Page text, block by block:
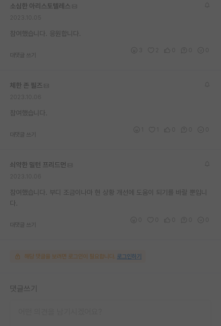
소심한 아리스토텔레스
참여했습니다. 응원합니다.
대댓글 쓰기
체한 존 필즈
참여했습니다.
대댓글 쓰기
쇠약한 밀턴 프리드먼
참여했습니다. 부디 조금이나마 현 상황 개선에 도움이 되기를 바랄 뿐입니
다.
대댓글 쓰기
해당 댓글을 보려면 로그인이 필요합니다. 로그인하기
댓글쓰기